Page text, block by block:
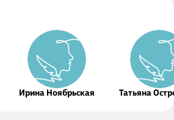
Ирина Ноябрьская Татьяна